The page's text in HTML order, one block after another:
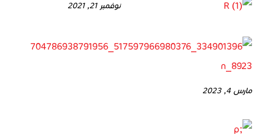
نوفمبر 21, 2021
مارس 4, 2023